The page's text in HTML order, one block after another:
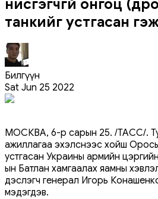
нисгэгчгүй онгоц
танкийг устгасан
Билгүүн
Sat Jun 25 2022
МОСКВА, 6-р сарын 25. /ТАСС/.
ажиллагаа эхэлснээс хойш
устгасан Украины армийн
ын Батлан хамгаалах яамны
дэслэгч генерал Игорь
мэдэгдэв.